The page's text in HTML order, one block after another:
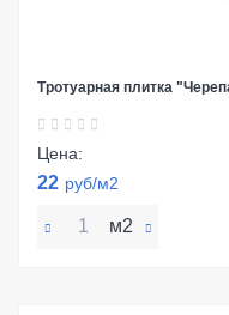
Тротуарная плитка
Цена:
22 руб/м2
м2